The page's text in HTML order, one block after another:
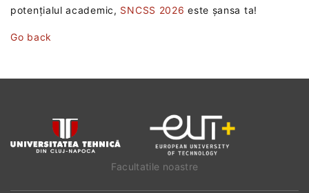
potențialul academic, SNCSS 2026 este șansa ta!
Go back
Facultatile noastre